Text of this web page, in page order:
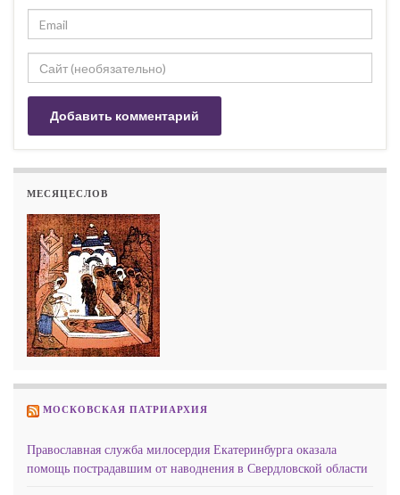
МЕСЯЦЕСЛОВ
МОСКОВСКАЯ ПАТРИАРХИЯ
Православная служба милосердия Екатеринбурга оказала
помощь пострадавшим от наводнения в Свердловской области